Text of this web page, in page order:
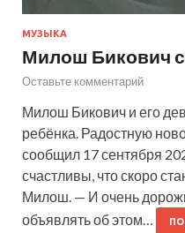
МУЗЫКА
Милош Бикович
Оставьте комментарий
Милош Бикович и его
ребёнка. Радостную
сообщил 17 сентября
счастливы, что скоро
Милош. — И очень
объявлять об этом…